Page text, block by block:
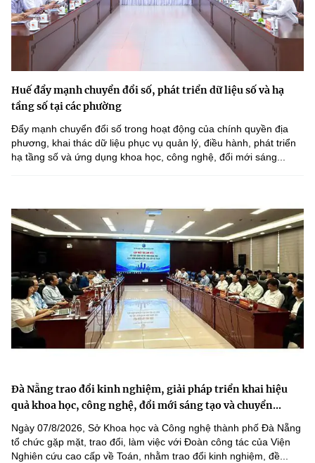
Huế đẩy mạnh chuyển đổi số, phát triển dữ liệu số và hạ
tầng số tại các phường
Đẩy mạnh chuyển đổi số trong hoạt động của chính quyền địa
phương, khai thác dữ liệu phục vụ quản lý, điều hành, phát triển
hạ tầng số và ứng dụng khoa học, công nghệ, đổi mới sáng...
Đà Nẵng trao đổi kinh nghiệm, giải pháp triển khai hiệu
quả khoa học, công nghệ, đổi mới sáng tạo và chuyển...
Ngày 07/8/2026, Sở Khoa học và Công nghệ thành phố Đà Nẵng
tổ chức gặp mặt, trao đổi, làm việc với Đoàn công tác của Viện
Nghiên cứu cao cấp về Toán, nhằm trao đổi kinh nghiệm, đề...